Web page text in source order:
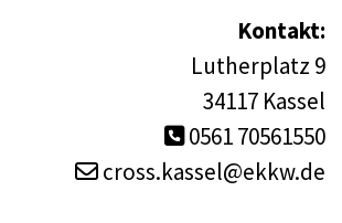
Kontakt:
Lutherplatz 9
34117 Kassel
0561 70561550
 cross.kassel@ekkw.de